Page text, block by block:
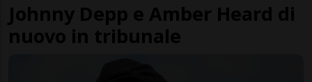
Johnny Depp e Amber Heard di
nuovo in tribunale